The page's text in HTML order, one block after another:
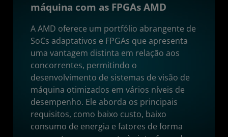
máquina com as FPGAs AMD
A AMD oferece um portfólio abrangente de
SoCs adaptativos e FPGAs que apresenta
uma vantagem distinta em relação aos
concorrentes, permitindo o
desenvolvimento de sistemas de visão de
máquina otimizados em vários níveis de
desempenho. Ele aborda os principais
requisitos, como baixo custo, baixo
consumo de energia e fatores de forma